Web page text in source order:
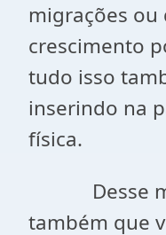
migrações ou
crescimento
tudo isso
inserindo na
física.
Desse
também que